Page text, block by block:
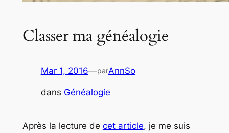
Classer ma généalogie
Mar 1, 2016—parAnnSo
dans Généalogie
Après la lecture de cet article, je me suis